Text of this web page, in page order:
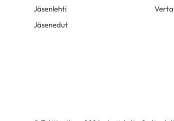
Jäsenlehti
Jäsenedut